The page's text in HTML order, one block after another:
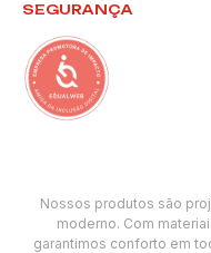
SEGURANÇA
Nossos produtos são
moderno. Com
garantimos conforto em